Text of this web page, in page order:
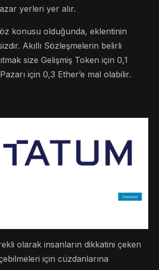
yerleri yer alır.
konusu olduğunda, eklentinin
Akıllı Sözleşmelerin belirli
size Gelişmiş Token için 0,1
için 0,3 Ether’e mal olabilir.
olarak insanların dikkatini çeken
için cüzdanlarına